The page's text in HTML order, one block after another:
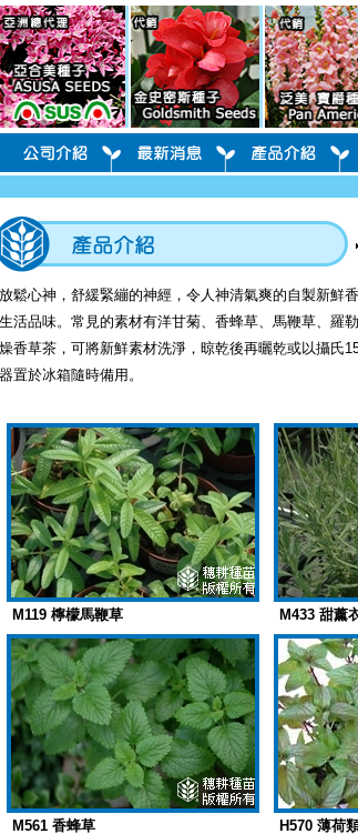
放鬆心神，舒緩緊繃的神經，令人神清氣爽的自製新鮮
生活品味。常見的素材有洋甘菊、香蜂草、馬鞭草、羅
燥香草茶，可將新鮮素材洗淨，晾乾後再曬乾或以攝氏
器置於冰箱隨時備用。
M119 檸檬馬鞭草 M433 甜薰
M561 香蜂草 H570 薄荷